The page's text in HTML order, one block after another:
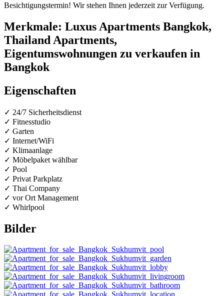
Besichtigungstermin! Wir stehen Ihnen jederzeit zur Verfügung.
Merkmale: Luxus Apartments Bangkok,
Thailand Apartments,
Eigentumswohnungen zu verkaufen in
Bangkok
Eigenschaften
✓ 24/7 Sicherheitsdienst
✓ Fitnesstudio
✓ Garten
✓ Internet/WiFi
✓ Klimaanlage
✓ Möbelpaket wählbar
✓ Pool
✓ Privat Parkplatz
✓ Thai Company
✓ vor Ort Management
✓ Whirlpool
Bilder